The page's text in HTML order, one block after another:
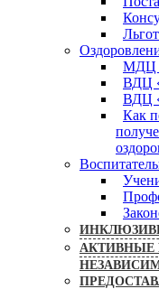
МДЦ
ВДЦ
ВДЦ
Как
АКТИВНЫЕ